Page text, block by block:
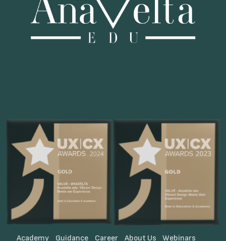
Academy Guidance Career About Us Webinars